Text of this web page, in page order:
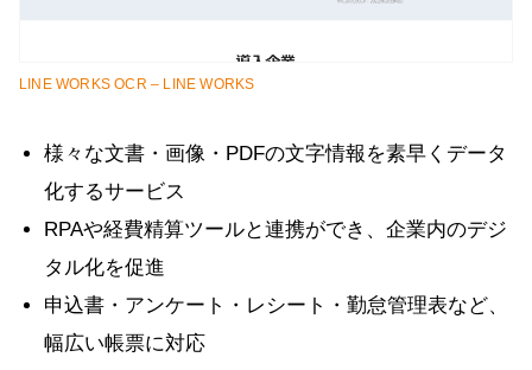
LINE WORKS OCR – LINE WORKS
様々な文書・画像・PDFの文字情報を素早くデータ
化するサービス
RPAや経費精算ツールと連携ができ、企業内のデジ
タル化を促進
申込書・アンケート・レシート・勤怠管理表など、
幅広い帳票に対応